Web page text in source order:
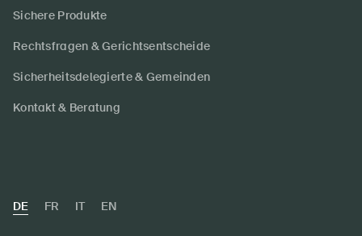
Sichere Produkte
Rechtsfragen & Gerichtsentscheide
Sicherheitsdelegierte & Gemeinden
Kontakt & Beratung
DE FR IT EN